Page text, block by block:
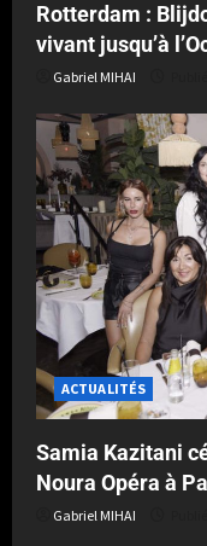
Rotterdam :
vivant jusqu’à
Gabriel MIHAI
ACTUALITÉS
Samia Kazitani
Noura Opéra à
Gabriel MIHAI